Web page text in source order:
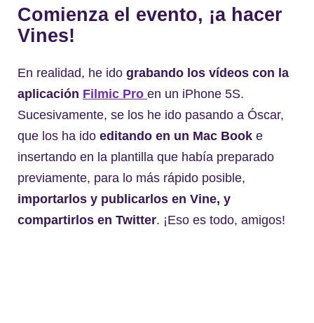
Comienza el evento, ¡a hacer
Vines!
En realidad, he ido grabando los vídeos con la
aplicación Filmic Pro en un iPhone 5S.
Sucesivamente, se los he ido pasando a Óscar,
que los ha ido editando en un Mac Book e
insertando en la plantilla que había preparado
previamente, para lo más rápido posible,
importarlos y publicarlos en Vine, y
compartirlos en Twitter. ¡Eso es todo, amigos!